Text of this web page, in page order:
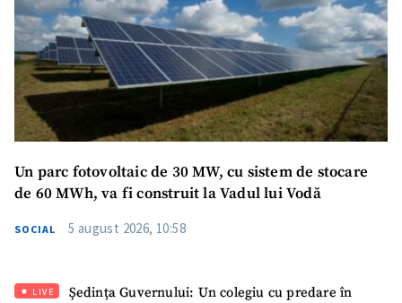
SUSȚINE
Un parc fotovoltaic de 30 MW, cu sistem de stocare
de 60 MWh, va fi construit la Vadul lui Vodă
SOCIAL 5 august 2026, 10:58
LIVE
Ședința Guvernului: Un colegiu cu predare în